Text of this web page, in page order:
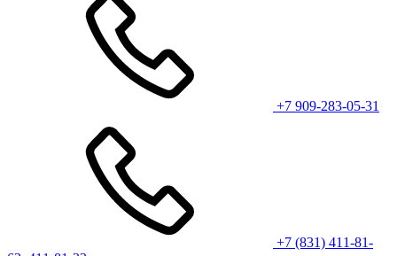
+7 909-283-05-31
+7 (831) 411-81-